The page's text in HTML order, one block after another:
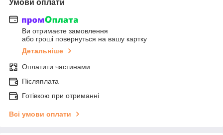
Умови оплати
Ви отримаєте замовлення
або гроші повернуться на вашу картку
Детальніше
Оплатити частинами
Післяплата
Готівкою при отриманні
Всі умови оплати